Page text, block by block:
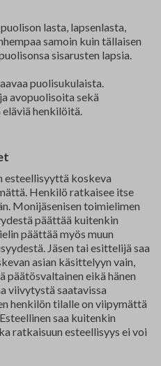
lasta, lapsenlasta,
samoin kuin tällaisen
sisarusten lapsia.
puolisukulaista.
avopuolisoita sekä
henkilöitä.
esteellisyyttä koskeva
Henkilö ratkaisee itse
Monijäsenisen toimielimen
päättää kuitenkin
päättää myös muun
Jäsen tai esittelijä saa
asian käsittelyyn vain,
päätösvaltainen eikä hänen
viivytystä saatavissa
henkilön tilalle on viipymättä
saa kuitenkin
ratkaisuun esteellisyys ei voi